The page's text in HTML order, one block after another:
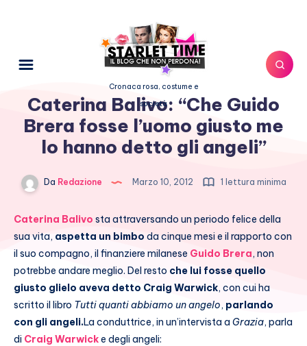
Cronaca rosa, costume e
società
Caterina Balivo: “Che Guido
Brera fosse l’uomo giusto me
lo hanno detto gli angeli”
Da Redazione Marzo 10, 2012 1 lettura minima
Caterina Balivo sta attraversando un periodo felice della
sua vita, aspetta un bimbo da cinque mesi e il rapporto con
il suo compagno, il finanziere milanese Guido Brera, non
potrebbe andare meglio. Del resto che lui fosse quello
giusto glielo aveva detto Craig Warwick, con cui ha
scritto il libro Tutti quanti abbiamo un angelo, parlando
con gli angeli.La conduttrice, in un’intervista a Grazia, parla
di Craig Warwicke degli angeli: